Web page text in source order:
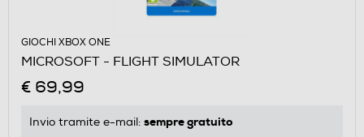
GIOCHI XBOX ONE
MICROSOFT - FLIGHT SIMULATOR
€ 69,99
Invio tramite e-mail: sempre gratuito